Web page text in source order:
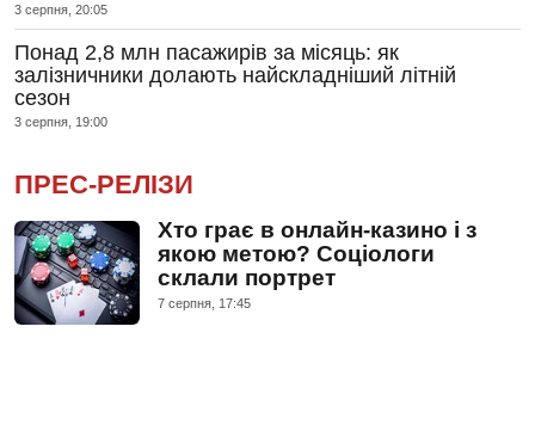
3 серпня, 20:05
Понад 2,8 млн пасажирів за місяць: як
залізничники долають найскладніший літній
сезон
3 серпня, 19:00
ПРЕС-РЕЛІЗИ
Хто грає в онлайн-казино і з
якою метою? Соціологи
склали портрет
7 серпня, 17:45